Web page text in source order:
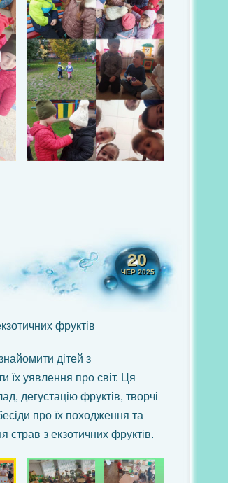
20
ЧЕР 2025
фруктів
дітей з
їх уявлення про світ. Ця
дегустацію фруктів, творчі
про їх походження та
страв з екзотичних фруктів.